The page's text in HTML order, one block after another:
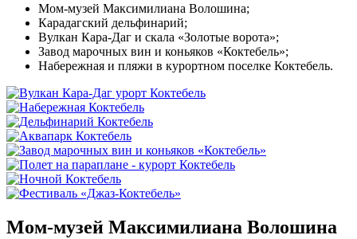
Мом-музей Максимилиана Волошина;
Карадагский дельфинарий;
Вулкан Кара-Даг и скала «Золотые ворота»;
Завод марочных вин и коньяков «Коктебель»;
Набережная и пляжи в курортном поселке Коктебель.
Мом-музей Максимилиана Волошина